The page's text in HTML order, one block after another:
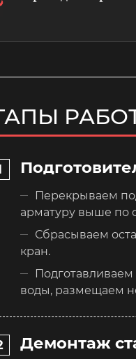
Перекрываем
арматуру выше по
Сбрасываем
кран.
воды, размещаем
Демонтаж